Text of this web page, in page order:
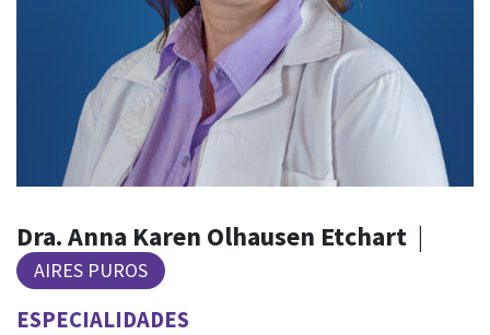
Dra. Anna Karen Olhausen Etchart |
AIRES PUROS
ESPECIALIDADES